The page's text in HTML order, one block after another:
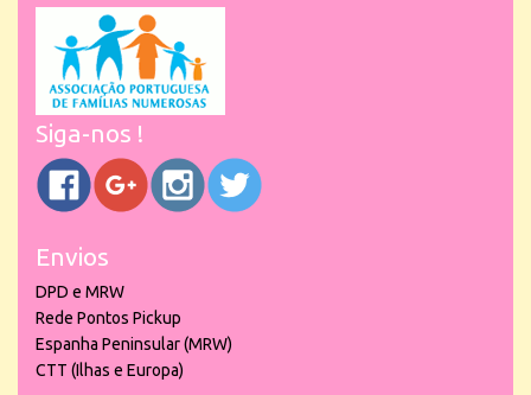
Siga-nos !
Envios
DPD e MRW
Rede Pontos Pickup
Espanha Peninsular (MRW)
CTT (Ilhas e Europa)